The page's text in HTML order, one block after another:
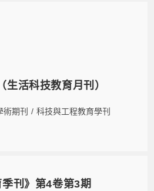
活科技教育月刊）
術期刊 / 科技與工程教育學刊
季刊》第4卷第3期